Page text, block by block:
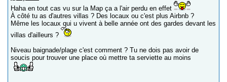
Haha en tout cas vu sur la Map ça a l'air perdu en effet
À côté tu as d'autres villas ? Des locaux ou c'est plus Airbnb ?
Même les locaux qui u vivent à belle année ont des gardes devant les
villas d'ailleurs ?
Niveau baignade/plage c'est comment ? Tu ne dois pas avoir de
soucis pour trouver une place où mettre ta serviette au moins